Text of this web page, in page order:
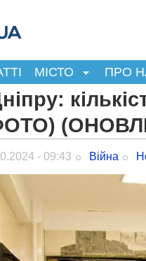
МІСТО ПРО
- 09:43 Війна